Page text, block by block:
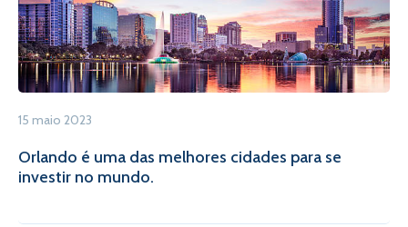
15 maio 2023
Orlando é uma das melhores cidades para se
investir no mundo.